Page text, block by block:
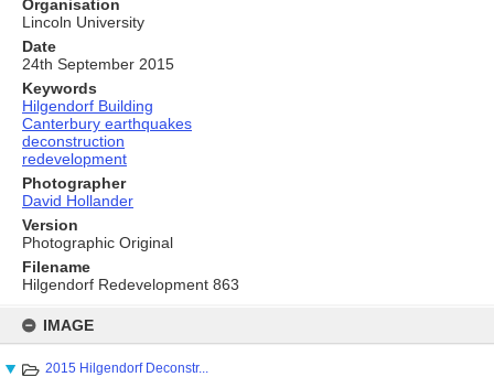
content
IMAGE
2015 Hilgendorf Deconstr...
Organisation
Lincoln University
Date
24th September 2015
Keywords
Hilgendorf Building
Canterbury earthquakes
deconstruction
redevelopment
Photographer
David Hollander
Version
Photographic Original
Filename
Hilgendorf Redevelopment 863